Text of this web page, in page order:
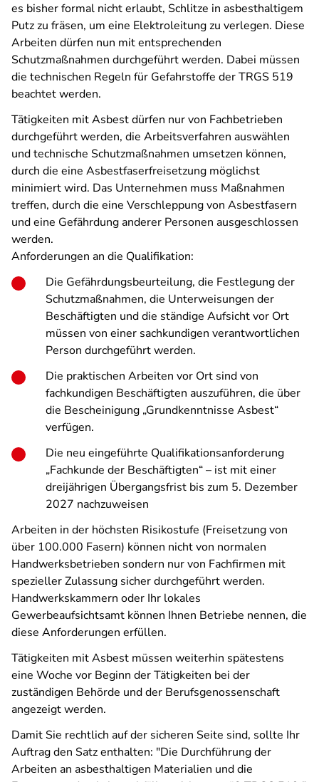
es bisher formal nicht erlaubt, Schlitze in asbesthaltigem
Putz zu fräsen, um eine Elektroleitung zu verlegen. Diese
Arbeiten dürfen nun mit entsprechenden
Schutzmaßnahmen durchgeführt werden. Dabei müssen
die technischen Regeln für Gefahrstoffe der TRGS 519
beachtet werden.
Tätigkeiten mit Asbest dürfen nur von Fachbetrieben
durchgeführt werden, die Arbeitsverfahren auswählen
und technische Schutzmaßnahmen umsetzen können,
durch die eine Asbestfaserfreisetzung möglichst
minimiert wird. Das Unternehmen muss Maßnahmen
treffen, durch die eine Verschleppung von Asbestfasern
und eine Gefährdung anderer Personen ausgeschlossen
werden.
Anforderungen an die Qualifikation:
Die Gefährdungsbeurteilung, die Festlegung der
Schutzmaßnahmen, die Unterweisungen der
Beschäftigten und die ständige Aufsicht vor Ort
müssen von einer sachkundigen verantwortlichen
Person durchgeführt werden.
Die praktischen Arbeiten vor Ort sind von
fachkundigen Beschäftigten auszuführen, die über
die Bescheinigung „Grundkenntnisse Asbest“
verfügen.
Die neu eingeführte Qualifikationsanforderung
„Fachkunde der Beschäftigten“ – ist mit einer
dreijährigen Übergangsfrist bis zum 5. Dezember
2027 nachzuweisen
Arbeiten in der höchsten Risikostufe (Freisetzung von
über 100.000 Fasern) können nicht von normalen
Handwerksbetrieben sondern nur von Fachfirmen mit
spezieller Zulassung sicher durchgeführt werden.
Handwerkskammern oder Ihr lokales
Gewerbeaufsichtsamt können Ihnen Betriebe nennen, die
diese Anforderungen erfüllen.
Tätigkeiten mit Asbest müssen weiterhin spätestens
eine Woche vor Beginn der Tätigkeiten bei der
zuständigen Behörde und der Berufsgenossenschaft
angezeigt werden.
Damit Sie rechtlich auf der sicheren Seite sind, sollte Ihr
Auftrag den Satz enthalten: "Die Durchführung der
Arbeiten an asbesthaltigen Materialien und die